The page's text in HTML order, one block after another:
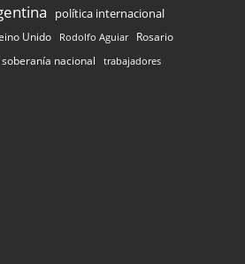
política internacional
Unido Rodolfo Aguiar Rosario
soberanía nacional trabajadores